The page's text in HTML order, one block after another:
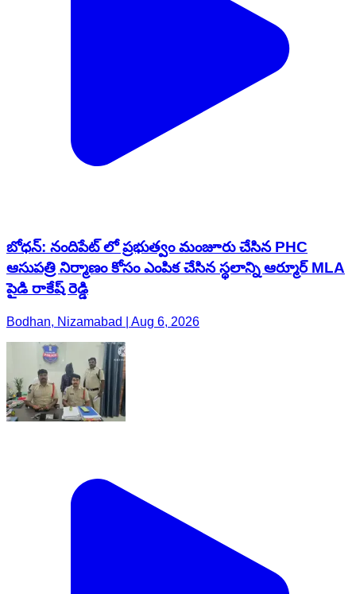
బోధన్: నందిపేట్ లో ప్రభుత్వం మంజూరు చేసిన PHC
ఆసుపత్రి నిర్మాణం కోసం ఎంపిక చేసిన స్థలాన్ని ఆర్మూర్ MLA
పైడి రాకేష్ రెడ్డి
Bodhan, Nizamabad | Aug 6, 2026